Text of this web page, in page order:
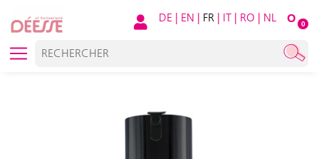
O 0
DE | EN | FR | IT | RO | NL